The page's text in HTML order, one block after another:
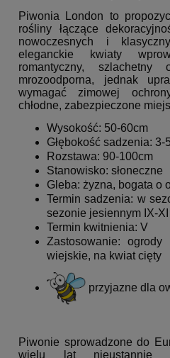
Piwonia London to
rośliny łączące
nowoczesnych i
eleganckie kwiaty
romantyczny, szlachetny
mrozoodporna, jednak
wymagać zimowej
chłodne, zabezpieczone
Wysokość: 50-60cm
Głębokość sadzenia: 3-
Rozstawa: 90-100cm
Stanowisko: słoneczne
Gleba: żyzna, bogata o
Termin sadzenia: w
sezonie jesiennym IX-XI
Termin kwitnienia: V
Zastosowanie: ogrody
wiejskie, na kwiat cięty
przyjazne dla
Piwonie sprowadzone do
wielu lat nieustannie